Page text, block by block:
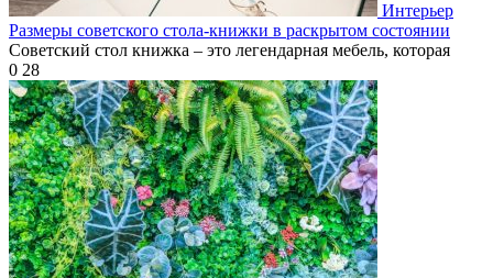
Интерьер
Размеры советского стола-книжки в раскрытом состоянии
Советский стол книжка – это легендарная мебель, которая
0 28